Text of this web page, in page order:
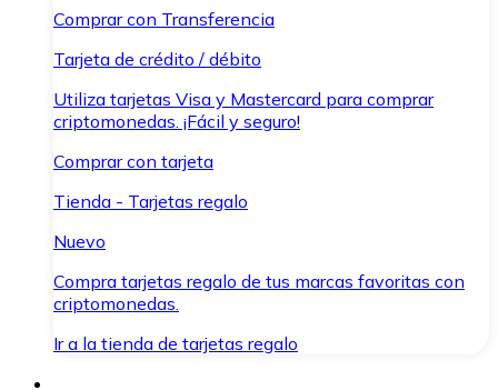
Comprar con Transferencia
Tarjeta de crédito / débito
Utiliza tarjetas Visa y Mastercard para comprar
criptomonedas. ¡Fácil y seguro!
Comprar con tarjeta
Tienda - Tarjetas regalo
Nuevo
Compra tarjetas regalo de tus marcas favoritas con
criptomonedas.
Ir a la tienda de tarjetas regalo